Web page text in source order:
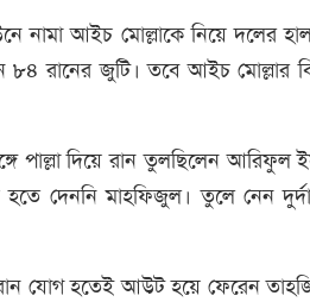
নামা আইচ মোল্লাকে নিয়ে দলের
৮৪ রানের জুটি। তবে আইচ
পাল্লা দিয়ে রান তুলছিলেন
হতে দেননি মাহফিজুল। তুলে নেন
যোগ হতেই আউট হয়ে ফেরেন